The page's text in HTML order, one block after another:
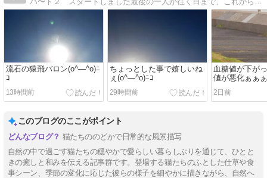
流石の猿飛バロン(o^―^o)ﾆ
ｺ
13時間前
ちょっとした事で嬉しいね
ぇ(o^―^o)ﾆｺ
29時間前
血糖値が下が
値が悪化ぁぁ
(o^―^o)ﾆｺ
2日前
このブログのここがポイント
猫たちののどかで日常的な風景描写
自然の中で過ごす猫たちの穏やかで愛らしい暮らしぶりを通じて、ひとと
きの癒しと和みを伝える記事群です。登場する猫たちのふとした仕草や食
事シーン、季節の変化に応じた彼らの様子を細やかに描きながら、自然へ